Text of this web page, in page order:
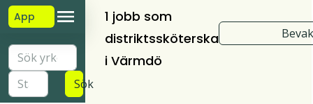
App
Sök
1 jobb som
distriktssköterska
i Värmdö